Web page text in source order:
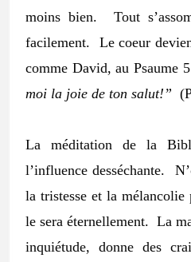
moins bien. Tout
facilement. Le coeur
comme David, au Psaume
moi la joie de ton salut!”
La méditation de la
l’influence desséchante.
la tristesse et la
le sera éternellement. La
inquiétude, donne des